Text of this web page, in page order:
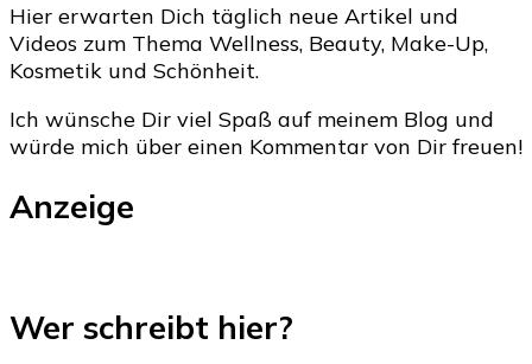
Hier erwarten Dich täglich neue Artikel und
Videos zum Thema Wellness, Beauty, Make-Up,
Kosmetik und Schönheit.
Ich wünsche Dir viel Spaß auf meinem Blog und
würde mich über einen Kommentar von Dir freuen!
Anzeige
Wer schreibt hier?